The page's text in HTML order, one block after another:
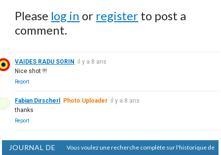
Please log in or register to post a
comment.
VAIDES RADU SORIN il y a 8 ans
Nice shot !!!
Report
Fabian Dirscherl Photo Uploader il y a 8 ans
thanks
Report
JOURNAL DE
Vous voulez une recherche complète sur l'historique de